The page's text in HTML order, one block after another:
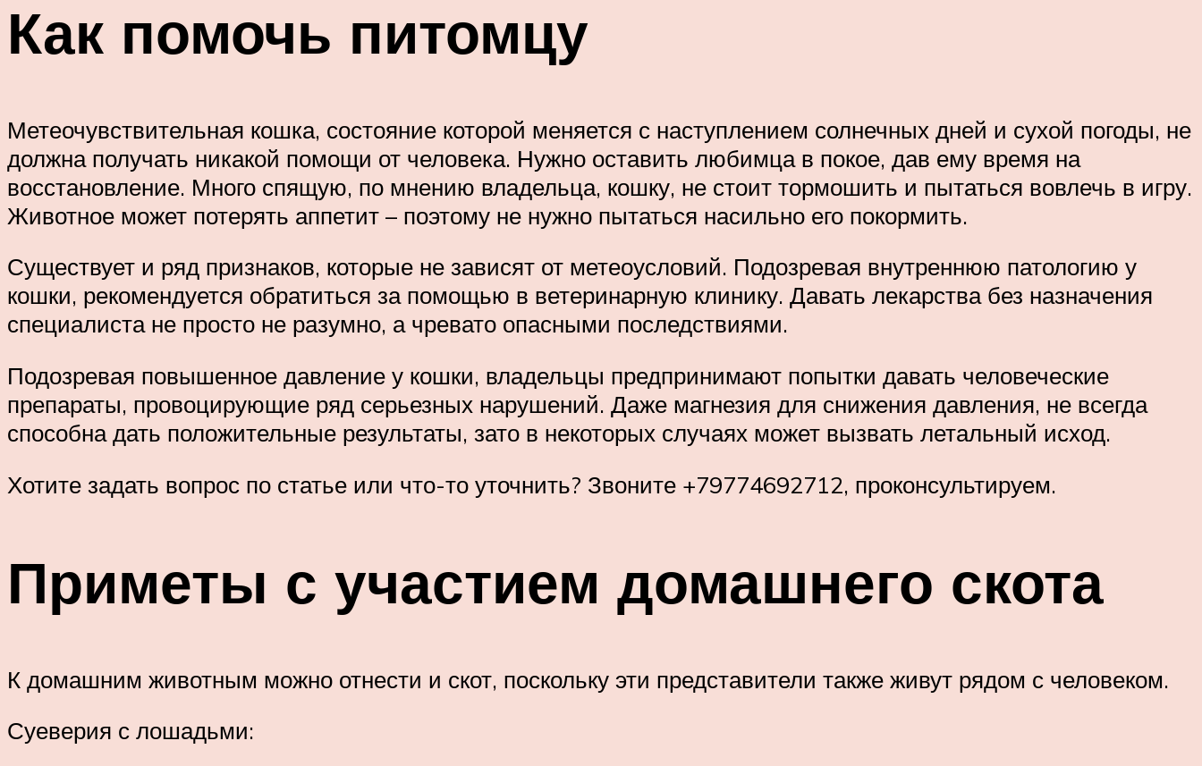
Как помочь питомцу
Метеочувствительная кошка, состояние которой меняется с наступлением солнечных дней и сухой погоды, не
должна получать никакой помощи от человека. Нужно оставить любимца в покое, дав ему время на
восстановление. Много спящую, по мнению владельца, кошку, не стоит тормошить и пытаться вовлечь в игру.
Животное может потерять аппетит – поэтому не нужно пытаться насильно его покормить.
Существует и ряд признаков, которые не зависят от метеоусловий. Подозревая внутреннюю патологию у
кошки, рекомендуется обратиться за помощью в ветеринарную клинику. Давать лекарства без назначения
специалиста не просто не разумно, а чревато опасными последствиями.
Подозревая повышенное давление у кошки, владельцы предпринимают попытки давать человеческие
препараты, провоцирующие ряд серьезных нарушений. Даже магнезия для снижения давления, не всегда
способна дать положительные результаты, зато в некоторых случаях может вызвать летальный исход.
Хотите задать вопрос по статье или что-то уточнить? Звоните +79774692712, проконсультируем.
Приметы с участием домашнего скота
К домашним животным можно отнести и скот, поскольку эти представители также живут рядом с человеком.
Суеверия с лошадьми: